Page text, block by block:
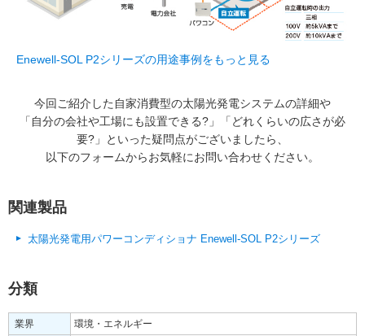
Enewell-SOL P2シリーズの用途事例をもっと見る
今回ご紹介した自家消費型の太陽光発電システムの詳細や
「自分の会社や工場にも設置できる?」「どれくらいの広さが必
要?」といった疑問点がございましたら、
以下のフォームからお気軽にお問い合わせください。
関連製品
太陽光発電用パワーコンディショナ Enewell-SOL P2シリーズ
分類
業界
環境・エネルギー